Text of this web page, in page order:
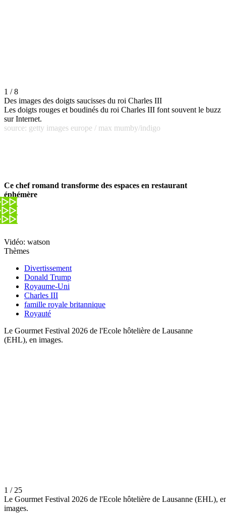
1 / 8
Des images des doigts saucisses du roi Charles III
Les doigts rouges et boudinés du roi Charles III font souvent le buzz
sur Internet.
source: getty images europe / max mumby/indigo
Ce chef romand transforme des espaces en restaurant
éphémère
Vidéo: watson
Thèmes
Divertissement
Donald Trump
Royaume-Uni
Charles III
famille royale britannique
Royauté
Le Gourmet Festival 2026 de l'Ecole hôtelière de Lausanne
(EHL), en images.
1 / 25
Le Gourmet Festival 2026 de l'Ecole hôtelière de Lausanne (EHL),
images.